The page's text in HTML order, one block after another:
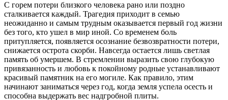
С горем потери близкого человека рано или поздно
сталкивается каждый. Трагедия приходит в семью
неожиданно и самым трудным оказывается первый год жизни
без того, кто ушел в мир иной. Со временем боль
притупляется, появляется осознание безвозвратности потери,
снижается острота скорби. Навсегда остается лишь светлая
память об умершем. В стремлении выразить свою глубокую
привязанность и любовь к покойному родные устанавливают
красивый памятник на его могиле. Как правило, этим
начинают заниматься через год, когда земля успела осесть и
способна выдержать вес надгробной плиты.